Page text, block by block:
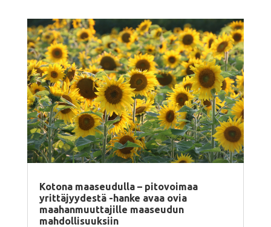
Kotona maaseudulla – pitovoimaa
yrittäjyydestä -hanke avaa ovia
maahanmuuttajille maaseudun
mahdollisuuksiin